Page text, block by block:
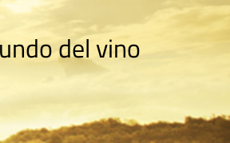
del vino